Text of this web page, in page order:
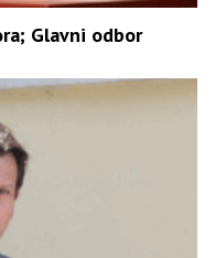
Glavni odbor